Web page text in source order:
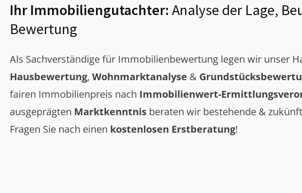
Ihr Immobiliengutachter: Analyse der Lage,
Bewertung
Als Sachverständige für Immobilienbewertung legen wir unser
Hausbewertung, Wohnmarktanalyse &
fairen Immobilienpreis nach Immobilienwert-
ausgeprägten Marktkenntnis beraten wir bestehende &
Fragen Sie nach einen kostenlosen Erstberatung!